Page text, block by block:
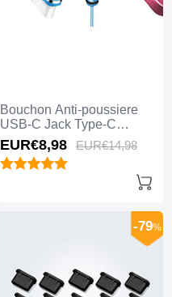
Bouchon Anti-poussiere
USB-C Jack Type-C
Universel H12 pour Apple
iPhone 15 Pro Max Bleu
EUR€8,98 EUR€14,98
-79%